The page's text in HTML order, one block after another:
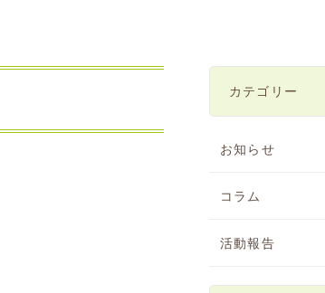
カテゴリー
お知らせ
コラム
活動報告